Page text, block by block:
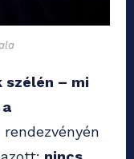
szélén – mi